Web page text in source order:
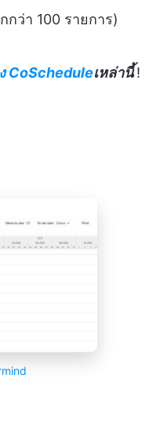
กว่า 100 รายการ)
CoScheduleเหล่านี้!